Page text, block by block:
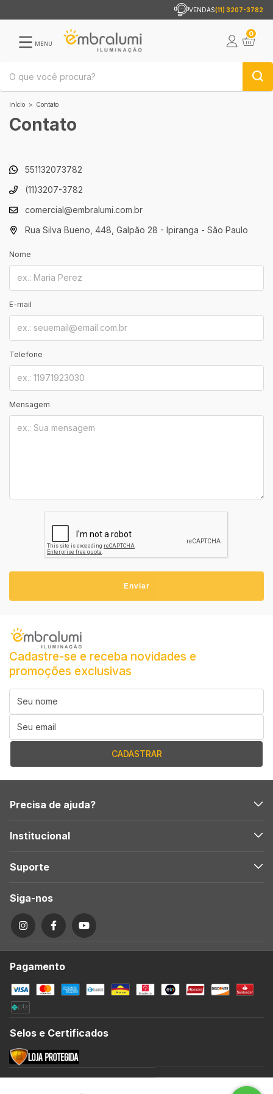
VENDAS(11) 3207-3782
MENU
0
Início > Contato
Contato
551132073782
(11)3207-3782
comercial@embralumi.com.br
Rua Silva Bueno, 448, Galpão 28 - Ipiranga - São Paulo
Nome
E-mail
Telefone
Mensagem
Enviar
Cadastre-se e receba novidades e
promoções exclusivas
Precisa de ajuda?
Institucional
Suporte
Siga-nos
Pagamento
Selos e Certificados